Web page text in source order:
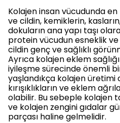
Kolajen insan vücudunda
ve cildin, kemiklerin,
dokuların ana yapı taşı
protein vücudun esneklik ve
cildin genç ve sağlıklı
Ayrıca kolajen eklem
iyileşme sürecinde önemli
yaşlandıkça kolajen üretimi
kırışıklıkların ve eklem
olabilir. Bu sebeple kolajen
ve kolajen zengini gıdalar
parçası haline gelmelidir.